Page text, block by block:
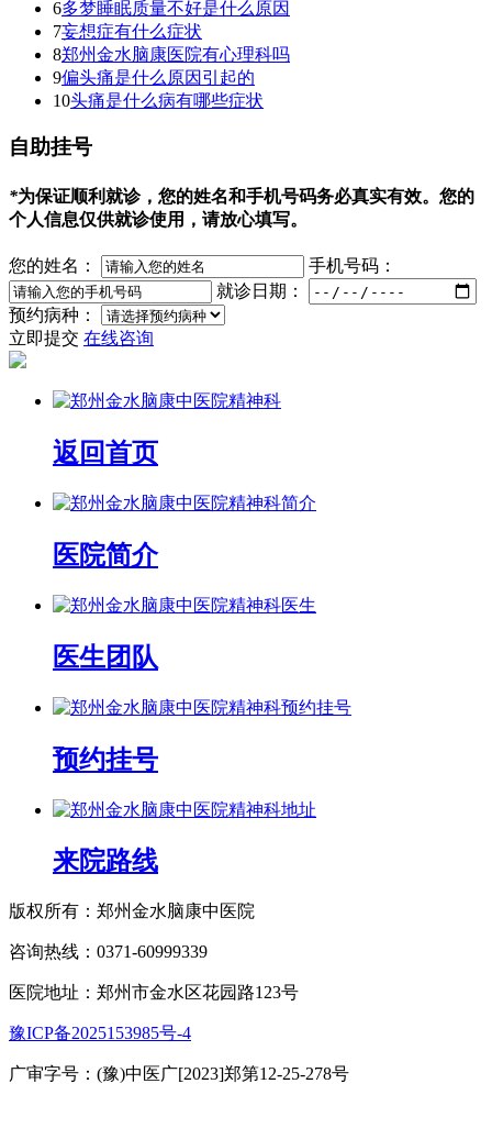
6多梦睡眠质量不好是什么原因
7妄想症有什么症状
8郑州金水脑康医院有心理科吗
9偏头痛是什么原因引起的
10头痛是什么病有哪些症状
自助挂号
*为保证顺利就诊，您的姓名和手机号码务必真实有效。您的
个人信息仅供就诊使用，请放心填写。
您的姓名：
手机号码：
就诊日期：
预约病种：
立即提交 在线咨询
返回首页
医院简介
医生团队
预约挂号
来院路线
版权所有：郑州金水脑康中医院
咨询热线：0371-60999339
医院地址：郑州市金水区花园路123号
豫ICP备2025153985号-4
广审字号：(豫)中医广[2023]郑第12-25-278号